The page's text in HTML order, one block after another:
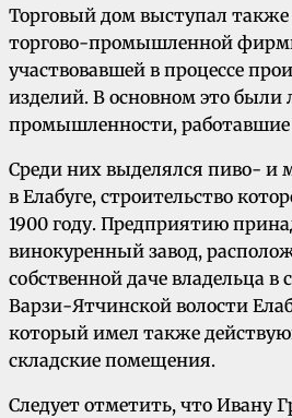
Торговый дом выступал также
торгово-промышленной
участвовавшей в процессе
изделий. В основном это были
промышленности, работавшие
Среди них выделялся пиво- и
в Елабуге, строительство
1900 году. Предприятию
винокуренный завод,
собственной даче владельца
Варзи-Ятчинской волости
который имел также
складские помещения.
Следует отме­тить, что Ивану